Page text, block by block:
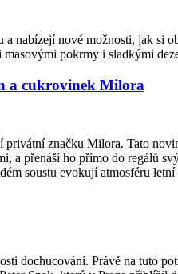
nabízejí nové možnosti, jak
pokrmy i sladkými
a cukrovinek Milora
značku Milora. Tato
a přenáší ho přímo do regálů
soustu evokují atmosféru
dochucování. Právě na tuto